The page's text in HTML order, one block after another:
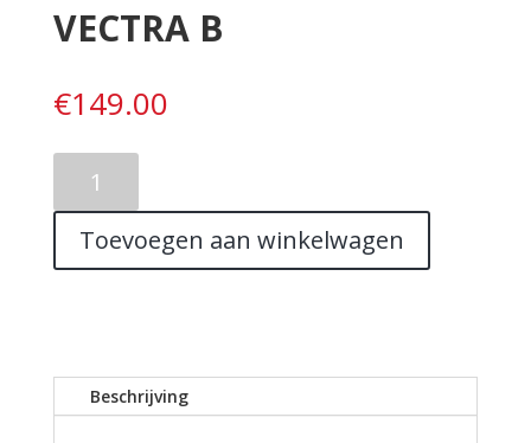
VECTRA B
€149.00
BUMPER
VECTRA
aantal
Toevoegen aan winkelwagen
Beschrijving